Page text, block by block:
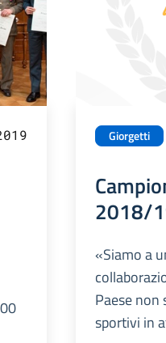
Giorgetti
2018/
«Siamo a
Paese
sportivi in